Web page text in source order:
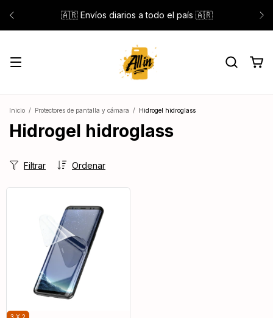
🇦🇷 Envíos diarios a todo el país 🇦🇷
Inicio / Protectores de pantalla y cámara / Hidrogel hidroglass
Hidrogel hidroglass
Ordenar
Filtrar